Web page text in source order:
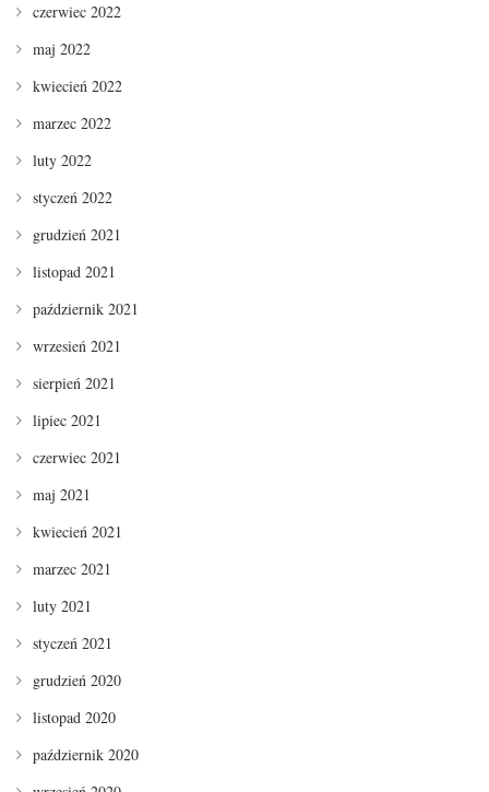
czerwiec 2022
maj 2022
kwiecień 2022
marzec 2022
luty 2022
styczeń 2022
grudzień 2021
listopad 2021
październik 2021
wrzesień 2021
sierpień 2021
lipiec 2021
czerwiec 2021
maj 2021
kwiecień 2021
marzec 2021
luty 2021
styczeń 2021
grudzień 2020
listopad 2020
październik 2020